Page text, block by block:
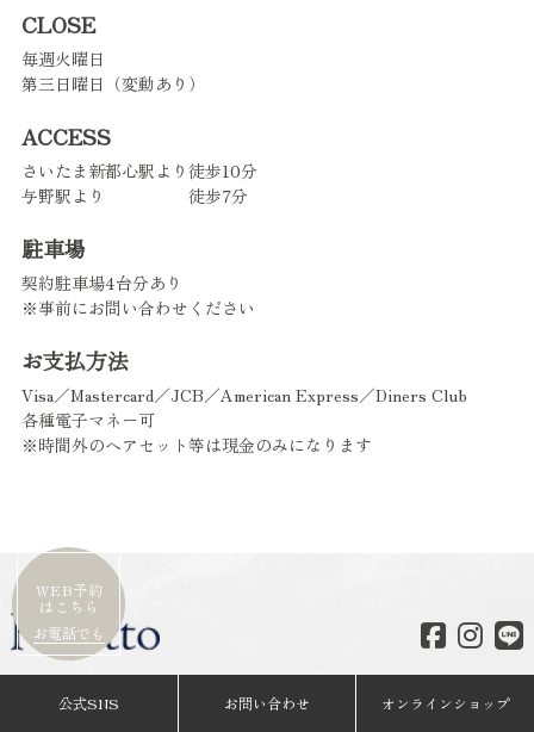
公式SNS お問い合わせ オンラインショップ
WEB予約
はこちら
お電話でも
CLOSE
毎週火曜日
第三日曜日（変動あり）
ACCESS
さいたま新都心駅より 徒歩10分
与野駅より
徒歩7分
駐車場
契約駐車場4台分あり
※事前にお問い合わせください
お支払方法
Visa／Mastercard／JCB／American Express／Diners Club
各種電子マネー可
※時間外のヘアセット等は現金のみになります
極上ヘッドスパならさいたま新都心駅すぐのRicetto（リチ